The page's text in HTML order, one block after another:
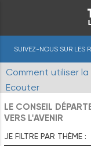
SUIVEZ-NOUS SUR LES
Comment utiliser
Ecouter
LE CONSEIL
VERS L'AVENIR
JE FILTRE PAR THÈME :